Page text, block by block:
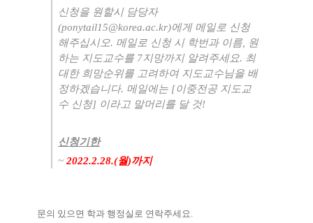
신청을 원할시 담당자
(ponytail15@korea.ac.kr)에게 메일로 신청
해주십시오. 메일로 신청 시 학번과 이름, 원
하는 지도교수를 7지망까지 알려주세요. 최
대한 희망순위를 고려하여 지도교수님을 배
정하겠습니다. 메일에는 [이중전공 지도교
수 신청] 이라고 말머리를 달 것!
신청기한
~2022.2.28.(월)까지
문의 있으면 학과 행정실로 연락주세요.